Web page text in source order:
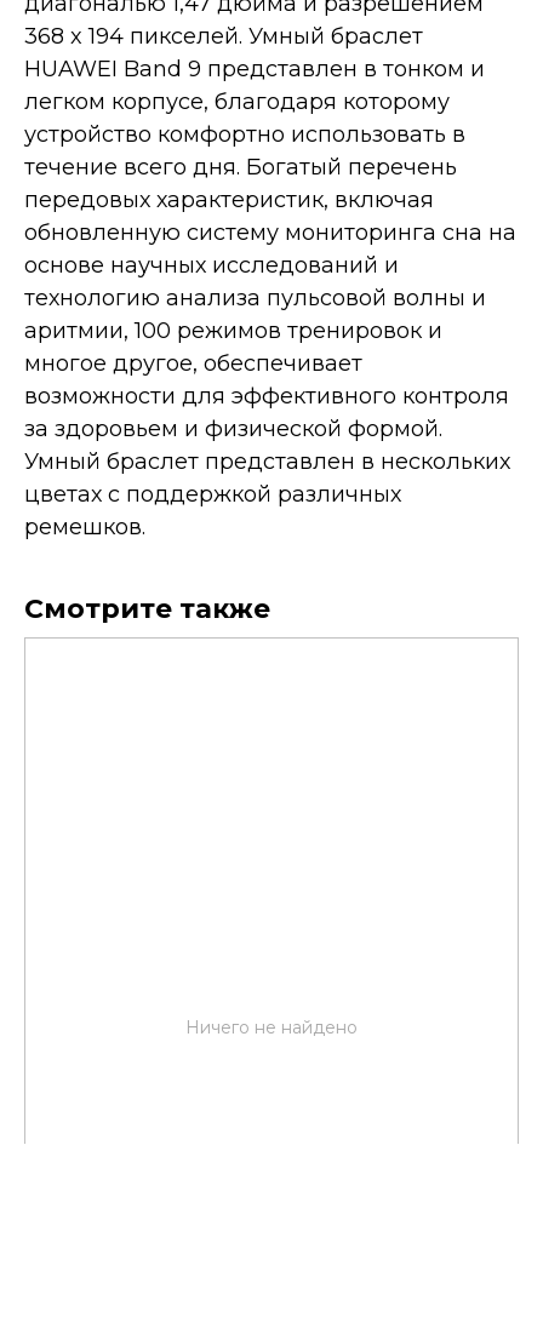
368 x 194 пикселей. Умный браслет
HUAWEI Band 9 представлен в тонком и
легком корпусе, благодаря которому
устройство комфортно использовать в
течение всего дня. Богатый перечень
передовых характеристик, включая
обновленную систему мониторинга сна на
основе научных исследований и
технологию анализа пульсовой волны и
аритмии, 100 режимов тренировок и
многое другое, обеспечивает
возможности для эффективного контроля
за здоровьем и физической формой.
Умный браслет представлен в нескольких
цветах с поддержкой различных
ремешков.
Смотрите также
Ничего не найдено